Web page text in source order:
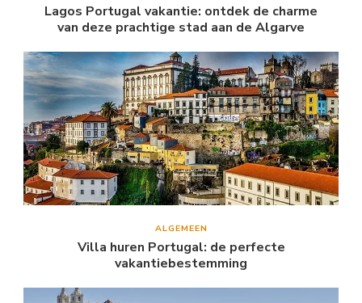
Lagos Portugal vakantie: ontdek de charme
van deze prachtige stad aan de Algarve
ALGEMEEN
Villa huren Portugal: de perfecte
vakantiebestemming